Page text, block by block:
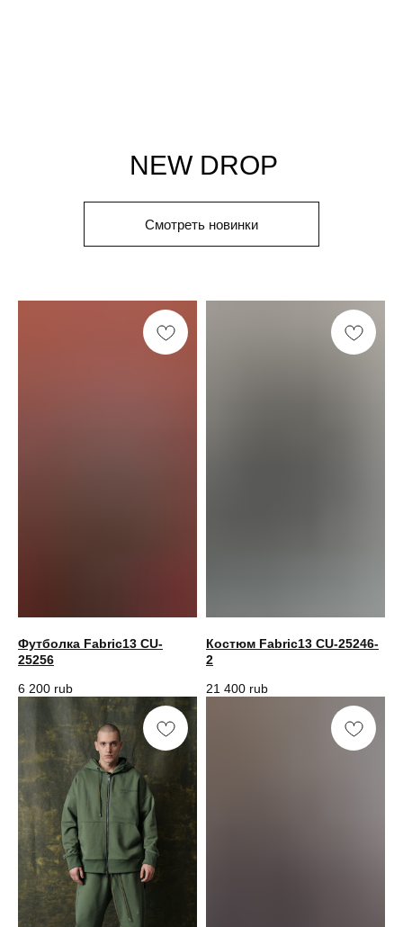
Футболка Fabric13 CU-
25256
6 200 rub
Костюм Fabric13 CU-25246-
2
21 400 rub